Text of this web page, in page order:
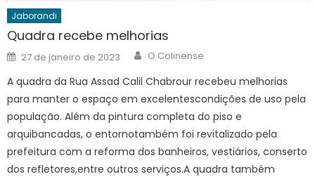
Jaborandi
Quadra recebe melhorias
Posted
on
27 de janeiro de 2023 Author
O Colinense
A quadra da Rua Assad Calil Chabrour recebeu melhorias
para manter o espaço em excelentescondições de uso pela
população. Além da pintura completa do piso e
arquibancadas, o entornotambém foi revitalizado pela
prefeitura com a reforma dos banheiros, vestiários, conserto
dos refletores,entre outros serviços.A quadra também